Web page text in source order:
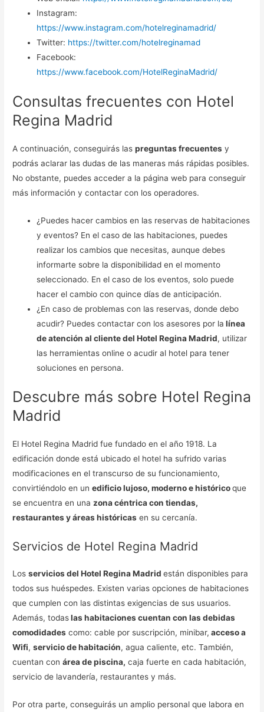
Instagram:
https://www.instagram.com/hotelreginamadrid/
Twitter: https://twitter.com/hotelreginamad
Facebook:
https://www.facebook.com/HotelReginaMadrid/
Consultas frecuentes con Hotel
Regina Madrid
A continuación, conseguirás laspreguntas frecuentes y
podrás aclarar las dudas de las maneras más rápidas posibles.
No obstante, puedes acceder a la página web para conseguir
más información y contactar con los operadores.
¿Puedes hacer cambios en las reservas de habitaciones
y eventos? En el caso de las habitaciones, puedes
realizar los cambios que necesitas, aunque debes
informarte sobre la disponibilidad en el momento
seleccionado. En el caso de los eventos, solo puede
hacer el cambio con quince días de anticipación.
¿En caso de problemas con las reservas, donde debo
acudir? Puedes contactar con los asesores por la línea
de atención al cliente del Hotel Regina Madrid, utilizar
las herramientas online o acudir al hotel para tener
soluciones en persona.
Descubre más sobre Hotel Regina
Madrid
El Hotel Regina Madrid fue fundado en el año 1918. La
edificación donde está ubicado el hotel ha sufrido varias
modificaciones en el transcurso de su funcionamiento,
convirtiéndolo en unedificio lujoso, moderno e históricoque
se encuentra en una zona céntrica con tiendas,
restaurantes y áreas históricas en su cercanía.
Servicios de Hotel Regina Madrid
Losservicios del Hotel Regina Madridestán disponibles para
todos sus huéspedes. Existen varias opciones de habitaciones
que cumplen con las distintas exigencias de sus usuarios.
Además, todaslas habitaciones cuentan con las debidas
comodidades como: cable por suscripción, minibar, acceso a
Wifi,servicio de habitación, agua caliente, etc. También,
cuentan conárea de piscina, caja fuerte en cada habitación,
servicio de lavandería, restaurantes y más.
Por otra parte, conseguirás un amplio personal que labora en